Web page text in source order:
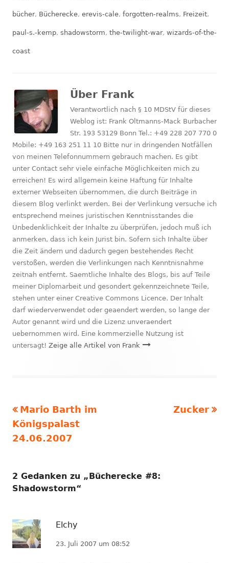
am
bücher, Bücherecke, erevis-cale, forgotten-realms, Freizeit,
paul-s.-kemp, shadowstorm, the-twilight-war, wizards-of-the-
coast
Über Frank
Verantwortlich nach § 10 MDStV für dieses
Weblog ist: Frank Oltmanns-Mack Burbacher
Str. 193 53129 Bonn Tel.: +49 228 207 770 0
Mobile: +49 163 251 11 10 Bitte nur in dringenden Notfällen
von meinen Telefonnummern gebrauch machen. Es gibt
unter Contact sehr viele einfache Möglichkeiten mich zu
erreichen! Es wird allgemein keine Haftung für Inhalte
externer Webseiten übernommen, die durch Beiträge in
diesem Blog verlinkt werden. Bei der Verlinkung versuche ich
entsprechend meines juristischen Kenntnisstandes die
Unbedenklichkeit der Inhalte zu überprüfen, jedoch muß ich
anmerken, dass ich kein Jurist bin. Sofern sich Inhalte über
die Zeit ändern und dadurch gegen bestehendes Recht
verstoßen, werden die Verlinkungen nach Kenntnisnahme
zeitnah entfernt. Saemtliche Inhalte des Blogs, bis auf Teile
meiner Diplomarbeit und gesondert gekennzeichnete Teile,
stehen unter einer Creative Commons Licence. Der Inhalt
darf wiederverwendet oder geaendert werden, so lange der
Autor genannt wird und die Lizenz unveraendert
uebernommen wird. Eine kommerzielle Nutzung ist
untersagt! Zeige alle Artikel von Frank
Beitragsnavigation
Vorheriger
Beitrag:
Mario Barth im
Königspalast
24.06.2007
Nächster
Zucker
2 Gedanken zu „Bücherecke #8:
Shadowstorm“
Elchy
23. Juli 2007 um 08:52